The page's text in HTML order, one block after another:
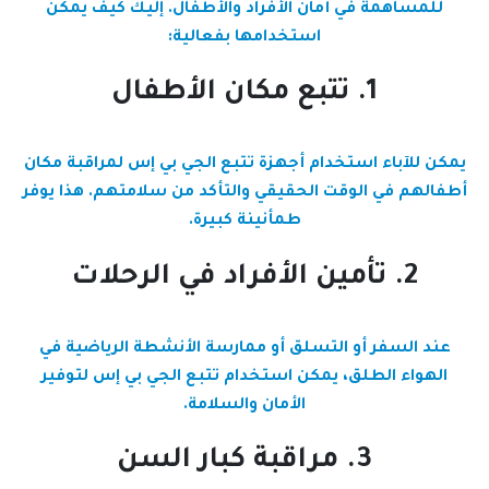
للمساهمة في أمان الأفراد والأطفال. إليك كيف يمكن
استخدامها بفعالية:
1. تتبع مكان الأطفال
يمكن للآباء استخدام أجهزة تتبع الجي بي إس لمراقبة مكان
أطفالهم في الوقت الحقيقي والتأكد من سلامتهم. هذا يوفر
طمأنينة كبيرة.
2. تأمين الأفراد في الرحلات
عند السفر أو التسلق أو ممارسة الأنشطة الرياضية في
الهواء الطلق، يمكن استخدام تتبع الجي بي إس لتوفير
الأمان والسلامة.
3. مراقبة كبار السن